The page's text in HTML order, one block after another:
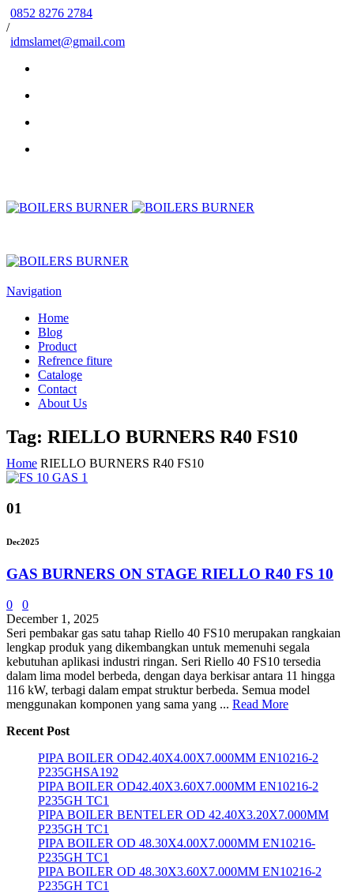
0852 8276 2784
/
idmslamet@gmail.com
Navigation
Home
Blog
Product
Refrence fiture
Cataloge
Contact
About Us
Tag: RIELLO BURNERS R40 FS10
Home RIELLO BURNERS R40 FS10
01
Dec2025
GAS BURNERS ON STAGE RIELLO R40 FS 10
0
0
December 1, 2025
Seri pembakar gas satu tahap Riello 40 FS10 merupakan rangkaian
lengkap produk yang dikembangkan untuk memenuhi segala
kebutuhan aplikasi industri ringan. Seri Riello 40 FS10 tersedia
dalam lima model berbeda, dengan daya berkisar antara 11 hingga
116 kW, terbagi dalam empat struktur berbeda. Semua model
menggunakan komponen yang sama yang ... Read More
Recent Post
PIPA BOILER OD42.40X4.00X7.000MM EN10216-2
P235GHSA192
PIPA BOILER OD42.40X3.60X7.000MM EN10216-2
P235GH TC1
PIPA BOILER BENTELER OD 42.40X3.20X7.000MM
P235GH TC1
PIPA BOILER OD 48.30X4.00X7.000MM EN10216-
P235GH TC1
PIPA BOILER OD 48.30X3.60X7.000MM EN10216-2
P235GH TC1